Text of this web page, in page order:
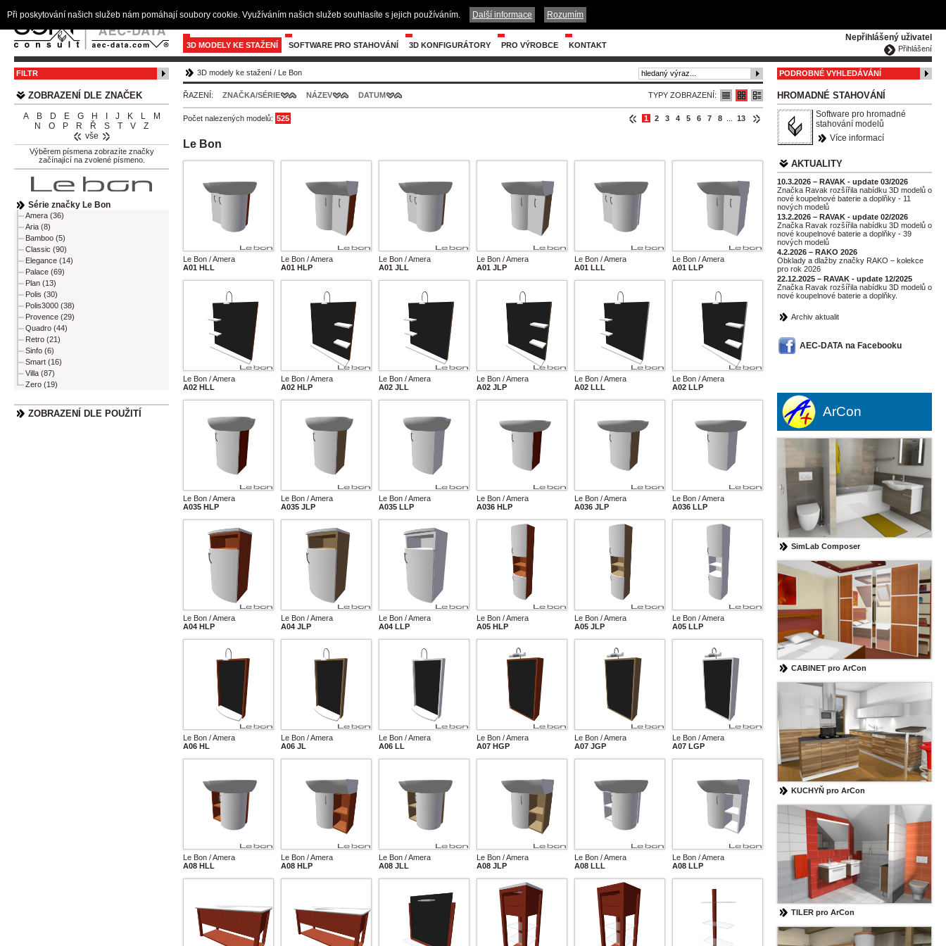
Nepřihlášený uživatel
Přihlášení
3D MODELY KE STAŽENÍ SOFTWARE PRO STAHOVÁNÍ 3D KONFIGURÁTORY PRO VÝROBCE KONTAKT
FILTR
ZOBRAZENÍ DLE ZNAČEK
A B D E G H J K L
M
N
O P R Ř S T V
Z
vše
Výběrem písmena zobrazíte značky
začínající na zvolené písmeno.
Série značky Le Bon
Amera (36)
Aria (8)
Bamboo (5)
Classic (90)
Elegance (14)
Palace (69)
Plan (13)
Polis (30)
Polis3000 (38)
Provence (29)
Quadro (44)
Retro (21)
Sinfo (6)
Smart (16)
Villa (87)
Zero (19)
ZOBRAZENÍ DLE POUŽITÍ
3D modely ke stažení / Le Bon
TYPY ZOBRAZENÍ:
ŘAZENÍ: ZNAČKA/SÉRIE NÁZEV DATUM
1 2 3 4 5 6 7 8 13
Počet nalezených modelů: 525
Le Bon
Le Bon / Amera
A01 HLL
Le Bon / Amera
A01 HLP
Le Bon / Amera
A01 JLL
Le Bon / Amera
A01 JLP
Le Bon / Amera
A01 LLL
Le Bon / Amera
A01 LLP
Le Bon / Amera
A02 HLL
Le Bon / Amera
A02 HLP
Le Bon / Amera
A02 JLL
Le Bon / Amera
A02 JLP
Le Bon / Amera
A02 LLL
Le Bon / Amera
A02 LLP
Le Bon / Amera
A035 HLP
Le Bon / Amera
A035 JLP
Le Bon / Amera
A035 LLP
Le Bon / Amera
A036 HLP
Le Bon / Amera
A036 JLP
Le Bon / Amera
A036 LLP
Le Bon / Amera
A04 HLP
Le Bon / Amera
A04 JLP
Le Bon / Amera
A04 LLP
Le Bon / Amera
A05 HLP
Le Bon / Amera
A05 JLP
Le Bon / Amera
A05 LLP
Le Bon / Amera
A06 HL
Le Bon / Amera
A06 JL
Le Bon / Amera
A06 LL
Le Bon / Amera
A07 HGP
Le Bon / Amera
A07 JGP
Le Bon / Amera
A07 LGP
Le Bon / Amera
A08 HLL
Le Bon / Amera
A08 HLP
Le Bon / Amera
A08 JLL
Le Bon / Amera
A08 JLP
Le Bon / Amera
A08 LLL
Le Bon / Amera
A08 LLP
PODROBNÉ VYHLEDÁVÁNÍ
HROMADNÉ STAHOVÁNÍ
Software pro hromadné
stahování modelů
Více informací
AKTUALITY
10.3.2026 – RAVAK - update 03/2026
Značka Ravak rozšířila nabídku 3D modelů o
nové koupelnové baterie a doplňky - 11
nových modelů
13.2.2026 – RAVAK - update 02/2026
Značka Ravak rozšířila nabídku 3D modelů o
nové koupelnové baterie a doplňky - 39
nových modelů
4.2.2026 – RAKO 2026
Obklady a dlažby značky RAKO – kolekce
pro rok 2026
22.12.2025 – RAVAK - update 12/2025
Značka Ravak rozšířila nabídku 3D modelů o
nové koupelnové baterie a doplňky.
Archiv aktualit
AEC-DATA na Facebooku
ArCon
SimLab Composer
CABINET pro ArCon
KUCHYŇ pro ArCon
TILER pro ArCon
Při poskytování našich služeb nám pomáhají soubory cookie. Využíváním našich služeb souhlasíte s jejich používáním. Další informace Rozumím